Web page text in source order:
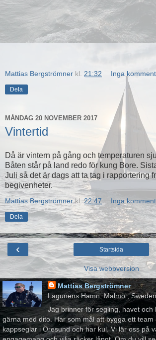
Mattias Bergströmner kl. 21:32 Inga
Dela
MÅNDAG 20 NOVEMBER 2017
Vintertid
Då är vintern på gång och temperaturen
Båten står på land redo för kung Bore.
Juli så det är dags att ta tag i rapportering
begivenheter.
Mattias Bergströmner kl.22:47 Inga
Dela
‹ Startsida
Visa webbversion
Mattias Bergströmner
Lagunens Hamn, Malmö , Sweden
Jag brinner för segling, havet och
gärna med dito. Har som mål att bygga ett team
kappseglar i Öresund och har kul. Vi lär oss på